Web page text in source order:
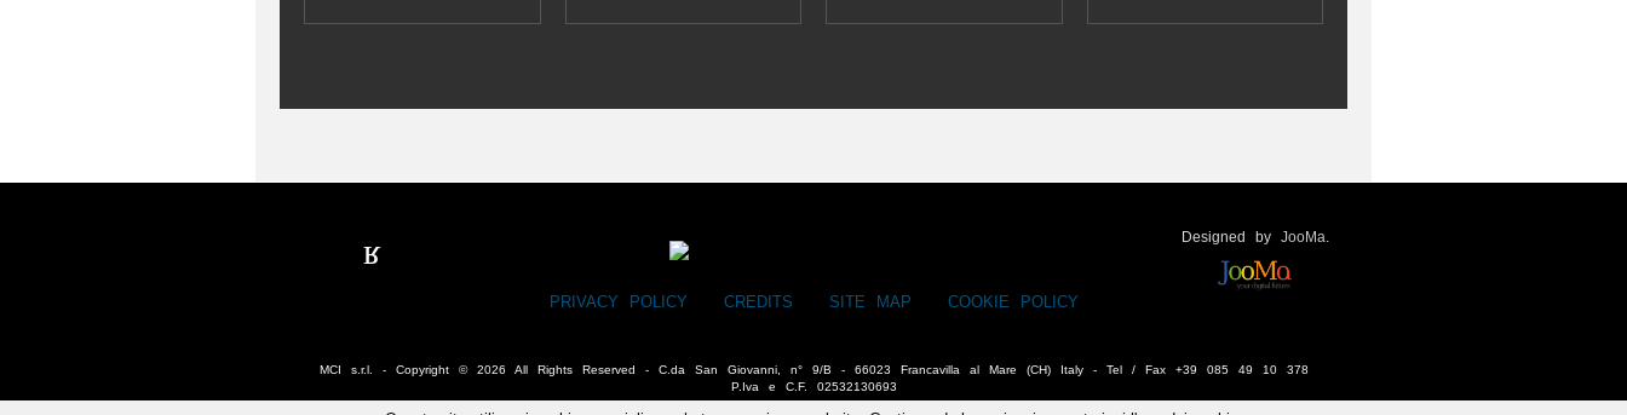
PRIVACY POLICY CREDITS SITE MAP COOKIE POLICY
Designed by JooMa.
MCI s.r.l. - Copyright © 2026 All Rights Reserved - C.da San Giovanni, n° 9/B - 66023 Francavilla al Mare (CH) Italy - Tel / Fax +39 085 49 10 378
P.Iva e C.F. 02532130693